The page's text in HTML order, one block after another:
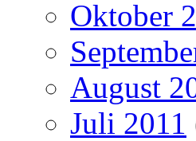
Oktober
August
Juli 2011